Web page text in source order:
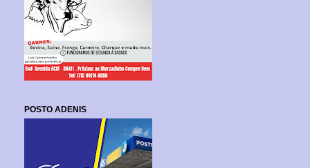
POSTO ADENIS